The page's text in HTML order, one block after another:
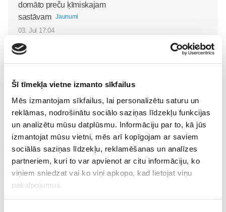
Šī tīmekļa vietne izmanto sīkfailus
Mēs izmantojam sīkfailus, lai personalizētu saturu un
reklāmas, nodrošinātu sociālo saziņas līdzekļu funkcijas
un analizētu mūsu datplūsmu. Informāciju par to, kā jūs
izmantojat mūsu vietni, mēs arī kopīgojam ar saviem
sociālās saziņas līdzekļu, reklamēšanas un analīzes
partneriem, kuri to var apvienot ar citu informāciju, ko
viņiem sniedzat vai ko viņi apkopo, kad lietojat viņu
pakalpojumus.
domāto preču ķīmiskajam
sastāvam
Jaunumi
03. Jul 17:04
FRISO piena maisījums
Jaunumi
20. Mar 10:28